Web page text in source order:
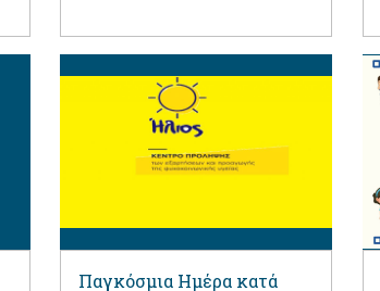
Παγκόσμια Ημέρα κατά